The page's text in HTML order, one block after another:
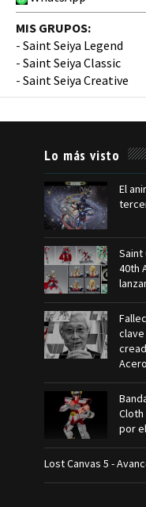
MIS GRUPOS:
- Saint Seiya Legend
- Saint Seiya Classic
- Saint Seiya Creative
Lo más visto
El
Saint
40th
Acero
por
Lost Canvas 5 -